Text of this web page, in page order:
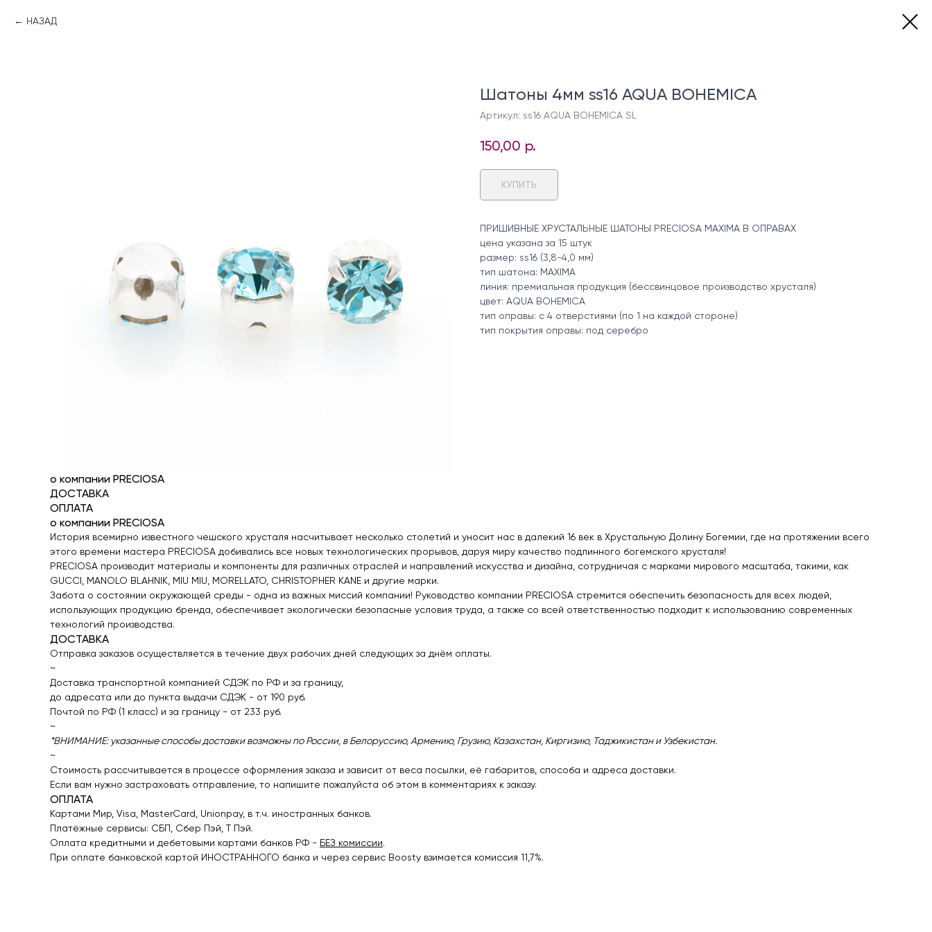
НАЗАД
Шатоны 4мм ss16 AQUA BOHEMICA
Артикул: ss16 AQUA BOHEMICA SL
150,00 р.
КУПИТЬ
ПРИШИВНЫЕ ХРУСТАЛЬНЫЕ ШАТОНЫ PRECIOSA MAXIMA В ОПРАВАХ
цена указана за 15 штук
размер: ss16 (3,8-4,0 мм)
тип шатона: MAXIMA
линия: премиальная продукция (бессвинцовое производство хрусталя)
цвет: AQUA BOHEMICA
тип оправы: с 4 отверстиями (по 1 на каждой стороне)
тип покрытия оправы: под серебро
о компании PRECIOSA
ДОСТАВКА
ОПЛАТА
о компании PRECIOSA
История всемирно известного чешского хрусталя насчитывает несколько столетий и уносит нас в далекий 16 век в Хрустальную Долину Богемии, где на протяжении всего
этого времени мастера PRECIOSA добивались все новых технологических прорывов, даруя миру качество подлинного богемского хрусталя!
PRECIOSA производит материалы и компоненты для различных отраслей и направлений искусства и дизайна, сотрудничая с марками мирового масштаба, такими, как
GUCCI, MANOLO BLAHNIK, MIU MIU, MORELLATO, CHRISTOPHER KANE и другие марки.
Забота о состоянии окружающей среды - одна из важных миссий компании! Руководство компании PRECIOSA стремится обеспечить безопасность для всех людей,
использующих продукцию бренда, обеспечивает экологически безопасные условия труда, а также со всей ответственностью подходит к использованию современных
технологий производства.
ДОСТАВКА
Отправка заказов осуществляется в течение двух рабочих дней следующих за днём оплаты.
~
Доставка транспортной компанией СДЭК по РФ и за границу,
до адресата или до пункта выдачи СДЭК - от 190 руб.
Почтой по РФ (1 класс) и за границу - от 233 руб.
~
*ВНИМАНИЕ: указанные способы доставки возможны по России, в Белоруссию, Армению, Грузию, Казахстан, Киргизию, Таджикистан и Узбекистан.
~
Стоимость рассчитывается в процессе оформления заказа и зависит от веса посылки, её габаритов, способа и адреса доставки.
Если вам нужно застраховать отправление, то напишите пожалуйста об этом в комментариях к заказу.
ОПЛАТА
Картами Мир, Visa, MasterCard, Unionpay, в т.ч. иностранных банков.
Платёжные сервисы: СБП, Сбер Пэй, Т Пэй.
Оплата кредитными и дебетовыми картами банков РФ - БЕЗ комиссии.
При оплате банковской картой ИНОСТРАННОГО банка и через сервис Boosty взимается комиссия 11,7%.